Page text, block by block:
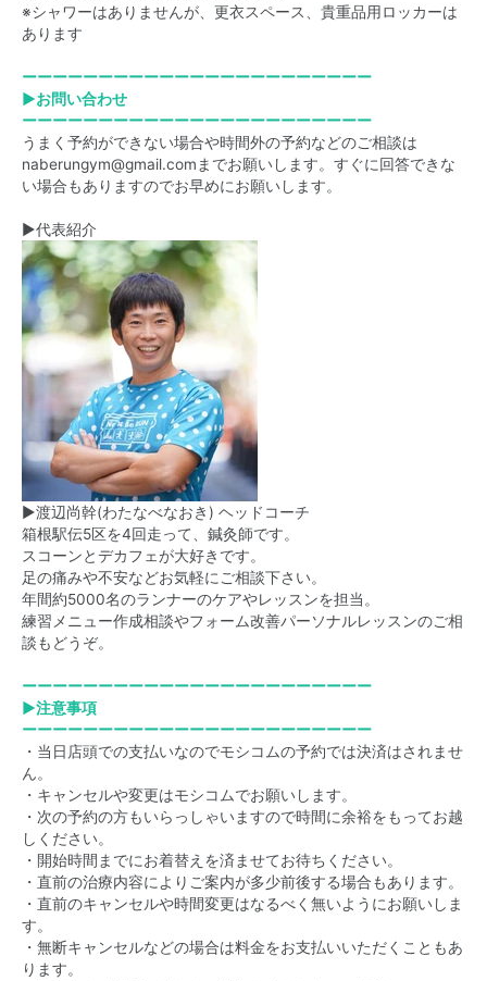
※シャワーはありませんが、更衣スペース、貴重品用ロッカーは
あります
ーーーーーーーーーーーーーーーーーーーーーーー
▶お問い合わせ
ーーーーーーーーーーーーーーーーーーーーーーー
うまく予約ができない場合や時間外の予約などのご相談は
naberungym@gmail.comまでお願いします。すぐに回答できな
い場合もありますのでお早めにお願いします。
▶代表紹介
▶渡辺尚幹(わたなべなおき) ヘッドコーチ
箱根駅伝5区を4回走って、鍼灸師です。
スコーンとデカフェが大好きです。
足の痛みや不安などお気軽にご相談下さい。
年間約5000名のランナーのケアやレッスンを担当。
練習メニュー作成相談やフォーム改善パーソナルレッスンのご相
談もどうぞ。
ーーーーーーーーーーーーーーーーーーーーーーー
▶注意事項
ーーーーーーーーーーーーーーーーーーーーーーー
・当日店頭での支払いなのでモシコムの予約では決済はされませ
ん。
・キャンセルや変更はモシコムでお願いします。
・次の予約の方もいらっしゃいますので時間に余裕をもってお越
しください。
・開始時間までにお着替えを済ませてお待ちください。
・直前の治療内容によりご案内が多少前後する場合もあります。
・直前のキャンセルや時間変更はなるべく無いようにお願いしま
す。
・無断キャンセルなどの場合は料金をお支払いいただくこともあ
ります。